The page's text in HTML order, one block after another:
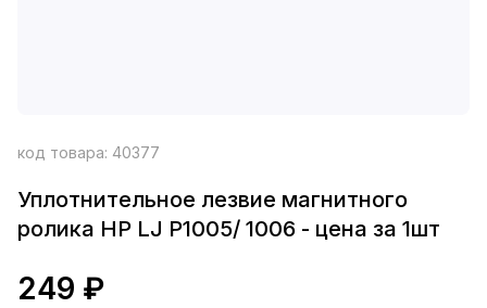
код товара: 40377
Уплотнительное лезвие магнитного
ролика HP LJ P1005/ 1006 - цена за 1шт
249 ₽